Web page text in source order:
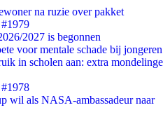
na ruzie over pakket
2027 is begonnen
voor mentale schade bij jongeren
in scholen aan: extra mondelinge
wil als NASA-ambassadeur naar